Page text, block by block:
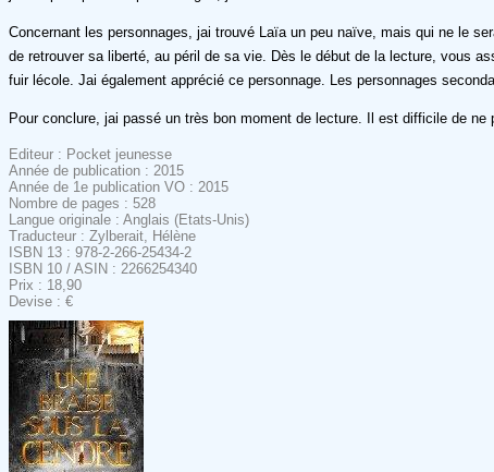
Concernant les personnages, jai trouvé Laïa un peu naïve, mais qui ne le
de retrouver sa liberté, au péril de sa vie. Dès le début de la lecture, vous
fuir lécole. Jai également apprécié ce personnage. Les personnages
Pour conclure, jai passé un très bon moment de lecture. Il est difficile de
Editeur : Pocket jeunesse
Année de publication : 2015
Année de 1e publication VO : 2015
Nombre de pages : 528
Langue originale : Anglais (Etats-Unis)
Traducteur : Zylberait, Hélène
ISBN 13 : 978-2-266-25434-2
ISBN 10 / ASIN : 2266254340
Prix : 18,90
Devise : €